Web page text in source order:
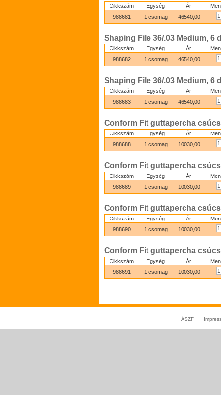
Cikkszám Egység Ár
988681
1 csomag 46540,00
Shaping File 36/.03 Medium, 6
Cikkszám Egység Ár
988682
1 csomag 46540,00
Shaping File 36/.03 Medium, 6
Cikkszám Egység Ár
988683
1 csomag 46540,00
Conform Fit guttapercha
Cikkszám Egység Ár
988688
1 csomag 10030,00
Conform Fit guttapercha
Cikkszám Egység Ár
988689
1 csomag 10030,00
Conform Fit guttapercha
Cikkszám Egység Ár
988690
1 csomag 10030,00
Conform Fit guttapercha
Cikkszám Egység Ár
988691
1 csomag 10030,00
ÁSZF